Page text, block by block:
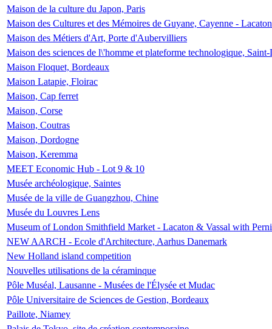
Maison de la culture du Japon, Paris
Maison des Cultures et des Mémoires de Guyane, Cayenne -
Maison des Métiers d'Art, Porte d'Aubervilliers
Maison des sciences de l\'homme et plateforme technologique,
Maison Floquet, Bordeaux
Maison Latapie, Floirac
Maison, Cap ferret
Maison, Corse
Maison, Coutras
Maison, Dordogne
Maison, Keremma
MEET Economic Hub - Lot 9 & 10
Musée archéologique, Saintes
Musée de la ville de Guangzhou, Chine
Musée du Louvres Lens
Museum of London Smithfield Market - Lacaton & Vassal with
NEW AARCH - Ecole d'Architecture, Aarhus Danemark
New Holland island competition
Nouvelles utilisations de la céraminque
Pôle Muséal, Lausanne - Musées de l'Élysée et Mudac
Pôle Universitaire de Sciences de Gestion, Bordeaux
Paillote, Niamey